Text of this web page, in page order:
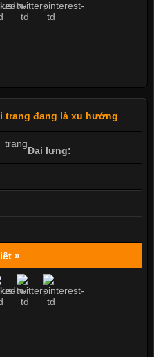
trang đang là xu hướng
Đai lưng:
»